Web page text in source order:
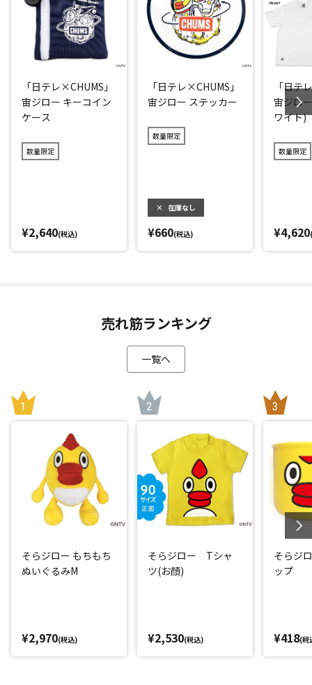
「日テレ×CHUMS」
宙ジロー キーコイン
ケース
数量限定
¥2,640(税込)
「日テレ×CHUMS」
宙ジロー ステッカー
数量限定
× 在庫なし
¥660(税込)
「日テ
宙ジロ
ワイト)
数量限定
¥4,620
売れ筋ランキング
一覧へ
そらジロー もちもち
ぬいぐるみM
¥2,970(税込)
そらジロー Tシャ
ツ(お顔)
¥2,530(税込)
そらジ
ップ
¥418(税